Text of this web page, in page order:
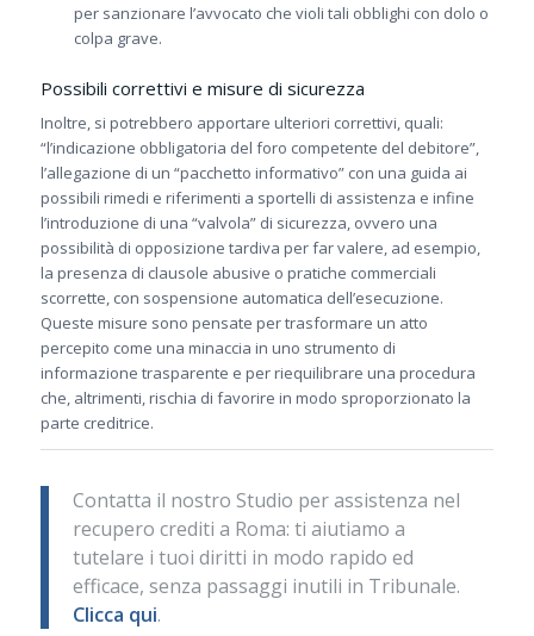
per sanzionare l’avvocato che violi tali obblighi con dolo o
colpa grave.
Possibili correttivi e misure di sicurezza
Inoltre, si potrebbero apportare ulteriori correttivi, quali:
“l’indicazione obbligatoria del foro competente del debitore”,
l’allegazione di un “pacchetto informativo” con una guida ai
possibili rimedi e riferimenti a sportelli di assistenza e infine
l’introduzione di una “valvola” di sicurezza, ovvero una
possibilità di opposizione tardiva per far valere, ad esempio,
la presenza di clausole abusive o pratiche commerciali
scorrette, con sospensione automatica dell’esecuzione.
Queste misure sono pensate per trasformare un atto
percepito come una minaccia in uno strumento di
informazione trasparente e per riequilibrare una procedura
che, altrimenti, rischia di favorire in modo sproporzionato la
parte creditrice.
Contatta il nostro Studio per assistenza nel
recupero crediti a Roma: ti aiutiamo a
tutelare i tuoi diritti in modo rapido ed
efficace, senza passaggi inutili in Tribunale.
Clicca qui.